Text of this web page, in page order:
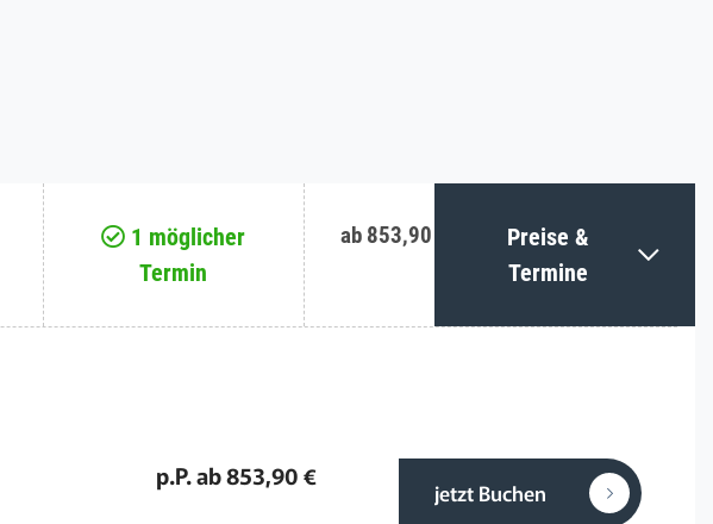
1 möglicher
Termin
ab 853,90 €
Preise &
Termine
p.P. ab 853,90 €
jetzt Buchen